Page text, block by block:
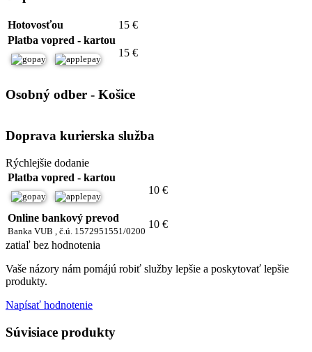
Hotovosťou
15 €
Platba vopred - kartou
15 €
Osobný odber - Košice
Doprava kurierska služba
Rýchlejšie dodanie
Platba vopred - kartou
10 €
Online bankový prevod
Banka VUB , č.ú. 1572951551/0200
10 €
zatiaľ bez hodnotenia
Vaše názory nám pomájú robiť služby lepšie a poskytovať lepšie
produkty.
Napísať hodnotenie
Súvisiace produkty